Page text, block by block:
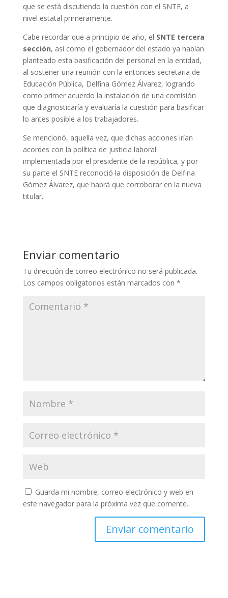
que se está discutiendo la cuestión con el SNTE, a
nivel estatal primeramente.
Cabe recordar que a principio de año, el SNTE tercera
sección, así como el gobernador del estado ya habían
planteado esta basificación del personal en la entidad,
al sostener una reunión con la entonces secretaria de
Educación Pública, Delfina Gómez Álvarez, logrando
como primer acuerdo la instalación de una comisión
que diagnosticaría y evaluaría la cuestión para basificar
lo antes posible a los trabajadores.
Se mencionó, aquella vez, que dichas acciones irían
acordes con la política de justicia laboral
implementada por el presidente de la república, y por
su parte el SNTE reconoció la disposición de Delfina
Gómez Álvarez, que habrá que corroborar en la nueva
titular.
Enviar comentario
Tu dirección de correo electrónico no será publicada.
Los campos obligatorios están marcados con *
Guarda mi nombre, correo electrónico y web en
este navegador para la próxima vez que comente.